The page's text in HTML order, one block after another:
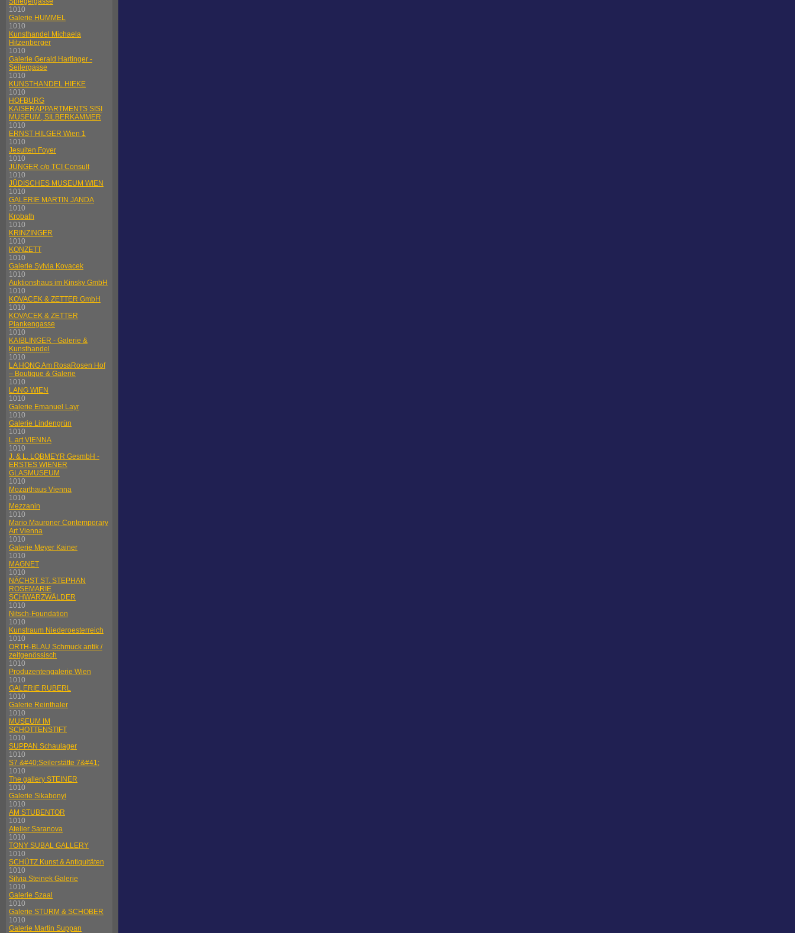
1010
Galerie HUMMEL
1010
Kunsthandel Michaela
Hitzenberger
1010
Galerie Gerald Hartinger -
Seilergasse
1010
KUNSTHANDEL HIEKE
1010
HOFBURG
KAISERAPPARTMENTS SISI
MUSEUM, SILBERKAMMER
1010
ERNST HILGER Wien 1
1010
Jesuiten Foyer
1010
JÜNGER c/o TCI Consult
1010
JÜDISCHES MUSEUM WIEN
1010
GALERIE MARTIN JANDA
1010
Krobath
1010
KRINZINGER
1010
KONZETT
1010
Galerie Sylvia Kovacek
1010
Auktionshaus im Kinsky GmbH
1010
KOVACEK & ZETTER GmbH
1010
KOVACEK & ZETTER
Plankengasse
1010
KAIBLINGER - Galerie &
Kunsthandel
1010
LA HONG Am RosaRosen Hof
– Boutique & Galerie
1010
LANG WIEN
1010
Galerie Emanuel Layr
1010
Galerie Lindengrün
1010
L.art VIENNA
1010
J. & L. LOBMEYR GesmbH -
ERSTES WIENER
GLASMUSEUM
1010
Mozarthaus Vienna
1010
Mezzanin
1010
Mario Mauroner Contemporary
Art Vienna
1010
Galerie Meyer Kainer
1010
MAGNET
1010
NÄCHST ST. STEPHAN
ROSEMARIE
SCHWARZWÄLDER
1010
Nitsch-Foundation
1010
Kunstraum Niederoesterreich
1010
ORTH-BLAU Schmuck antik /
zeitgenössisch
1010
Produzentengalerie Wien
1010
GALERIE RUBERL
1010
Galerie Reinthaler
1010
MUSEUM IM
SCHOTTENSTIFT
1010
SUPPAN Schaulager
1010
S7 &#40;Seilerstätte 7&#41;
1010
The gallery STEINER
1010
Galerie Sikabonyi
1010
AM STUBENTOR
1010
Atelier Saranova
1010
TONY SUBAL GALLERY
1010
SCHÜTZ Kunst & Antiquitäten
1010
Silvia Steinek Galerie
1010
Galerie Szaal
1010
Galerie STURM & SCHOBER
1010
Galerie Martin Suppan